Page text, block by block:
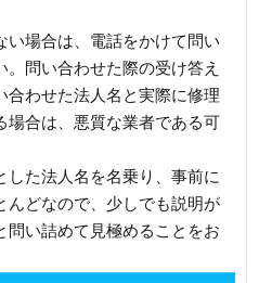
い場合は、電話をかけて問い
問い合わせた際の受け答え
合わせた法人名と実際に修理
場合は、悪質な業者である可
た法人名を名乗り、事前に
んどなので、少しでも説明が
問い詰めて見極めることをお